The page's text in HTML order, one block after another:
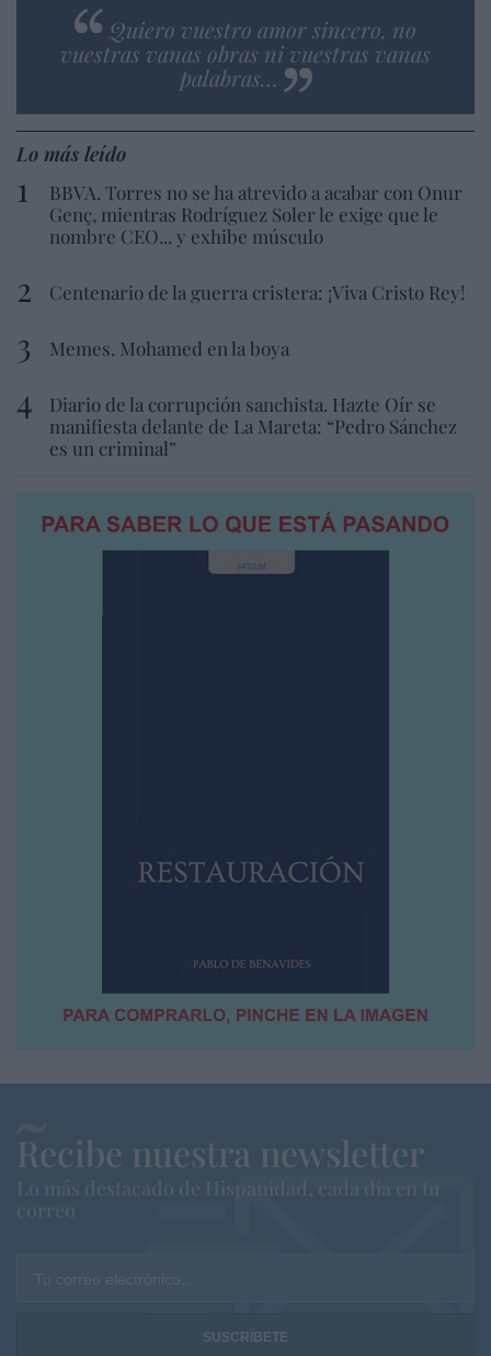
Quiero vuestro amor sincero, no
vuestras vanas obras ni vuestras vanas
palabras…
Lo más leído
BBVA. Torres no se ha atrevido a acabar con Onur
Genç, mientras Rodríguez Soler le exige que le
nombre CEO... y exhibe músculo
Centenario de la guerra cristera: ¡Viva Cristo Rey!
Memes. Mohamed en la boya
Diario de la corrupción sanchista. Hazte Oír se
manifiesta delante de La Mareta: “Pedro Sánchez
es un criminal”
Recibe nuestra newsletter
Lo más destacado de Hispanidad, cada dia en tu
correo
Tu correo electrónico...